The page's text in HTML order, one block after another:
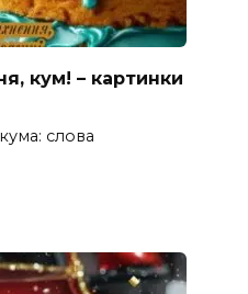
кум! – картинки
слова